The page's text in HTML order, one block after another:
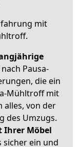
mit
.
Pausa-
die ein
Mühltroff mit
alles, von der
des Umzugs.
Ihrer Möbel
sicher ein und